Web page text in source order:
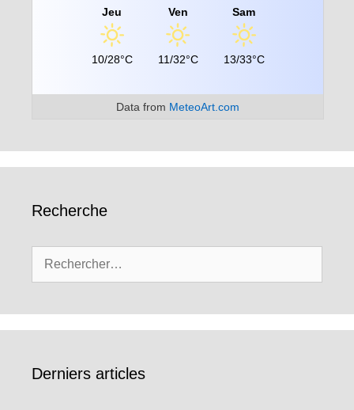
Jeu
10/28°C
Ven
11/32°C
Sam
13/33°C
Data from MeteoArt.com
Recherche
Derniers articles